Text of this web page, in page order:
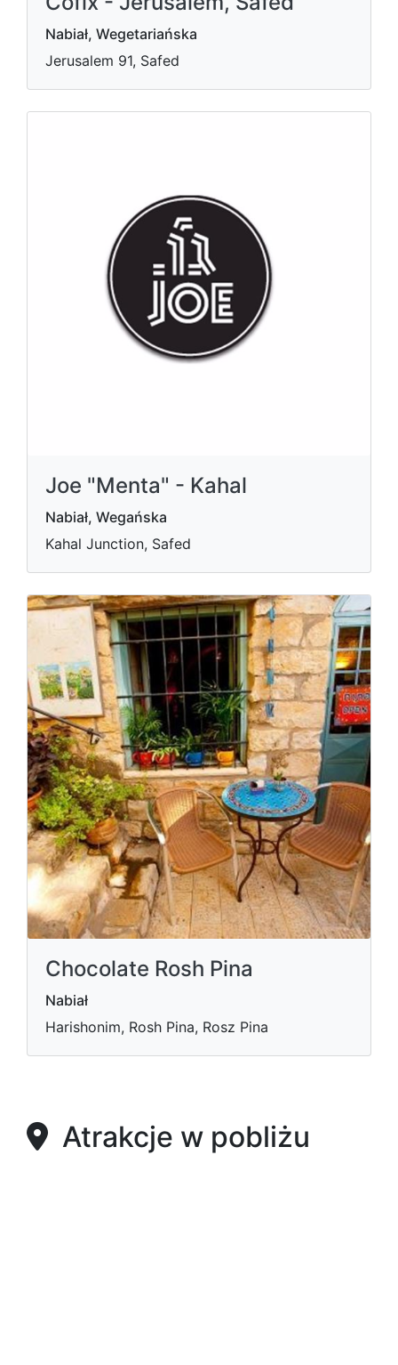
Nabiał, Wegetariańska
Jerusalem 91, Safed
Joe "Menta" - Kahal
Nabiał, Wegańska
Kahal Junction, Safed
Chocolate Rosh Pina
Nabiał
Harishonim, Rosh Pina, Rosz Pina
Atrakcje w pobliżu